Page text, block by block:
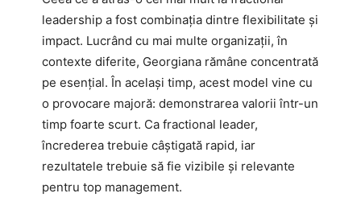
leadership a fost combinația dintre flexibilitate și
impact. Lucrând cu mai multe organizații, în
contexte diferite, Georgiana rămâne concentrată
pe esențial. În același timp, acest model vine cu
o provocare majoră: demonstrarea valorii într-un
timp foarte scurt. Ca fractional leader,
încrederea trebuie câștigată rapid, iar
rezultatele trebuie să fie vizibile și relevante
pentru top management.